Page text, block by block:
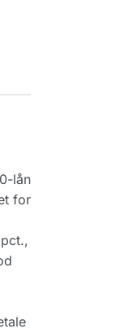
lån
for